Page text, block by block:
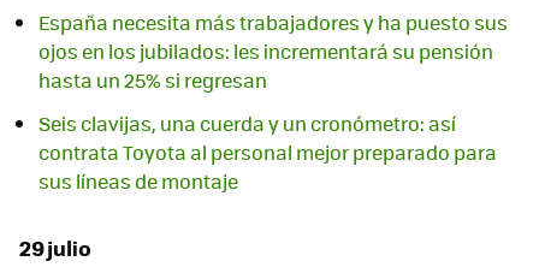
España necesita más trabajadores y ha puesto sus
ojos en los jubilados: les incrementará su pensión
hasta un 25% si regresan
Seis clavijas, una cuerda y un cronómetro: así
contrata Toyota al personal mejor preparado para
sus líneas de montaje
29 julio